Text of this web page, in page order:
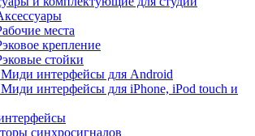
места
крепление
стойки
интерфейсы для Android
интерфейсы для iPhone, iPod touch и
синхросигналов